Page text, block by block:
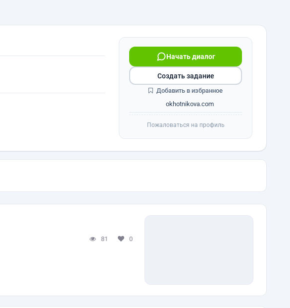
Начать диалог
okhotnikova.com
Создать задание
Добавить в избранное
Пожаловаться на профиль
81 0